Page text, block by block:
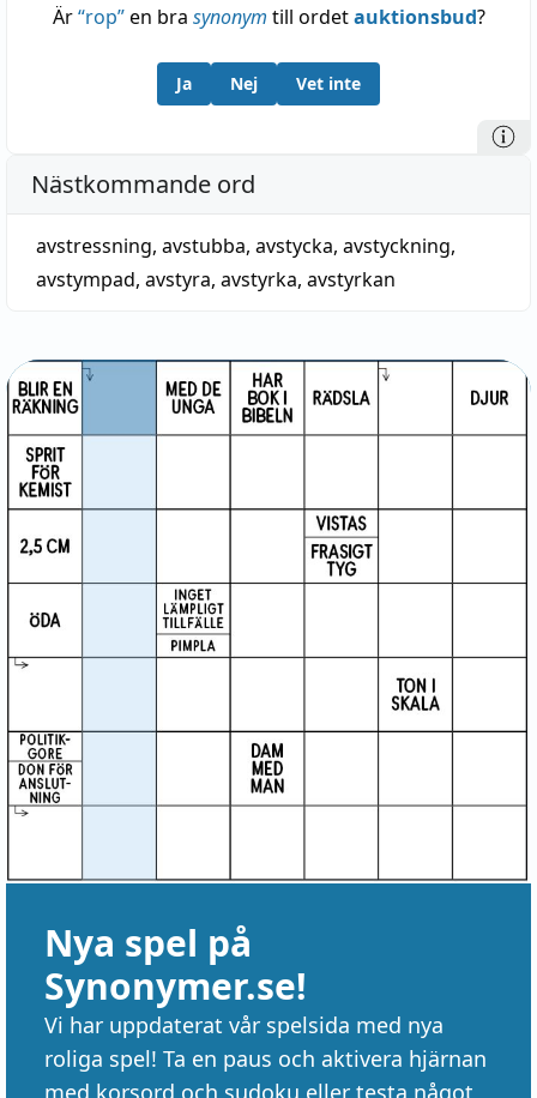
Är“rop”en bra synonym till ordetauktionsbud?
Ja Nej Vet inte
Nästkommande ord
avstressning, avstubba, avstycka, avstyckning,
avstympad, avstyra, avstyrka, avstyrkan
Nya spel på
Synonymer.se!
Vi har uppdaterat vår spelsida med nya
roliga spel! Ta en paus och aktivera hjärnan
med korsord och sudoku eller testa något